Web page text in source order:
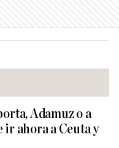
Adamuz o a
ir ahora a Ceuta y